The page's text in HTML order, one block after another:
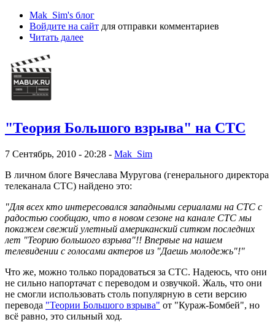
Mak_Sim's блог
Войдите на сайт для отправки комментариев
Читать далее
"Теория Большого взрыва" на СТС
7 Сентябрь, 2010 - 20:28 - Mak_Sim
В личном блоге Вячеслава Муругова (генерального директора
телеканала СТС) найдено это:
"Для всех кто интересовался западными сериалами на СТС с
радостью сообщаю, что в новом сезоне на канале СТС мы
покажем свежий улетный американский ситком последних
лет "Теорию большого взрыва"!! Впервые на нашем
телевидении с голосами актеров из "Даешь молодежь"!"
Что же, можно только порадоваться за СТС. Надеюсь, что они
не сильно напортачат с переводом и озвучкой. Жаль, что они
не смогли использовать столь популярную в сети версию
перевода "Теории Большого взрыва" от "Кураж-Бомбей", но
всё равно, это сильный ход.